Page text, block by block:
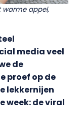
warme appel,
media veel
de
proef op de
lekkernijen
week: de viral